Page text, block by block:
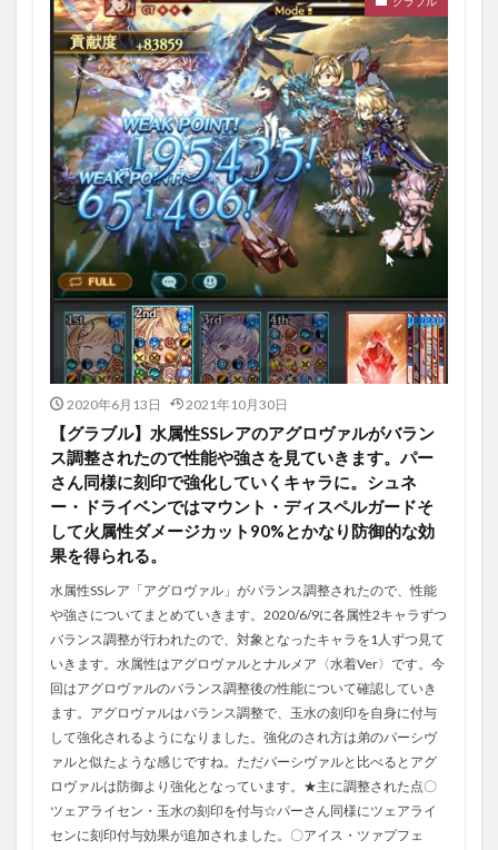
2020年6月13日 2021年10月30日
【グラブル】水属性SSレアのアグロヴァルがバラン
ス調整されたので性能や強さを見ていきます。パー
さん同様に刻印で強化していくキャラに。シュネ
ー・ドライベンではマウント・ディスペルガードそ
して火属性ダメージカット90%とかなり防御的な効
果を得られる。
水属性SSレア「アグロヴァル」がバランス調整されたので、性能
や強さについてまとめていきます。2020/6/9に各属性2キャラずつ
バランス調整が行われたので、対象となったキャラを1人ずつ見て
いきます。水属性はアグロヴァルとナルメア〈水着Ver〉です。今
回はアグロヴァルのバランス調整後の性能について確認していき
ます。アグロヴァルはバランス調整で、玉水の刻印を自身に付与
して強化されるようになりました。強化のされ方は弟のパーシヴ
ァルと似たような感じですね。ただパーシヴァルと比べるとアグ
ロヴァルは防御より強化となっています。★主に調整された点〇
ツェアライセン・玉水の刻印を付与☆パーさん同様にツェアライ
センに刻印付与効果が追加されました。〇アイス・ツァプフェ